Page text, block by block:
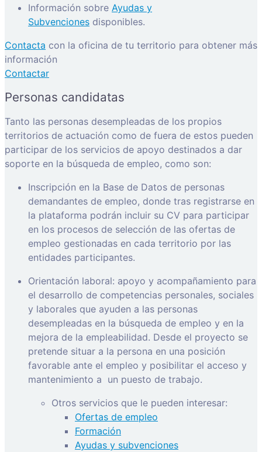
Información sobre Ayudas y
Subvenciones disponibles.
Contacta con la oficina de tu territorio para obtener más
información
Contactar
Personas candidatas
Tanto las personas desempleadas de los propios
territorios de actuación como de fuera de estos pueden
participar de los servicios de apoyo destinados a dar
soporte en la búsqueda de empleo, como son:
Inscripción en la Base de Datos de personas
demandantes de empleo, donde tras registrarse en
la plataforma podrán incluir su CV para participar
en los procesos de selección de las ofertas de
empleo gestionadas en cada territorio por las
entidades participantes.
Orientación laboral: apoyo y acompañamiento para
el desarrollo de competencias personales, sociales
y laborales que ayuden a las personas
desempleadas en la búsqueda de empleo y en la
mejora de la empleabilidad. Desde el proyecto se
pretende situar a la persona en una posición
favorable ante el empleo y posibilitar el acceso y
mantenimiento a un puesto de trabajo.
Otros servicios que le pueden interesar:
Ofertas de empleo
Formación
Ayudas y subvenciones